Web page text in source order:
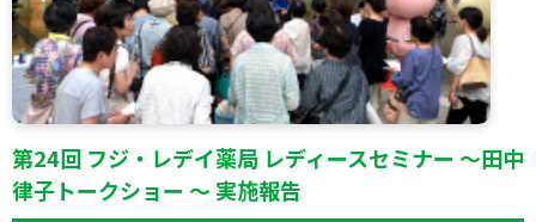
第24回 フジ・レデイ薬局 レディースセミナー ～田中
律子トークショー ～ 実施報告